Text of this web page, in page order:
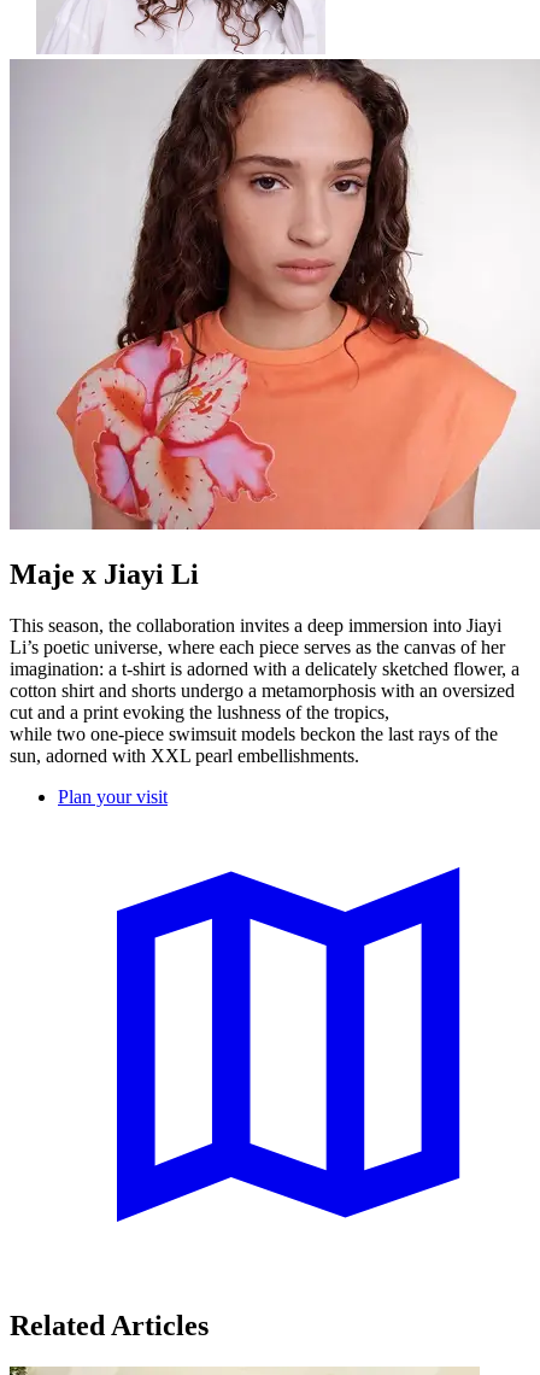
Maje x Jiayi Li
This season, the collaboration invites a deep immersion into Jiayi
Li’s poetic universe, where each piece serves as the canvas of her
imagination: a t-shirt is adorned with a delicately sketched flower, a
cotton shirt and shorts undergo a metamorphosis with an oversized
cut and a print evoking the lushness of the tropics,
while two one-piece swimsuit models beckon the last rays of the
sun, adorned with XXL pearl embellishments.
Plan your visit
Related Articles